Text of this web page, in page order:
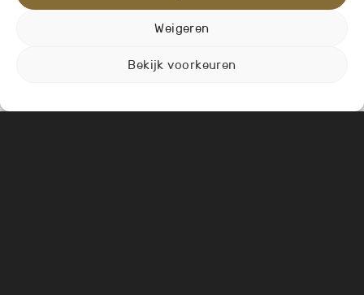
Weigeren
Bekijk voorkeuren